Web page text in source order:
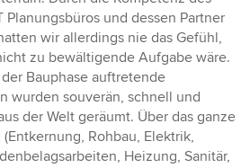
Planungsbüros und dessen Partner
wir allerdings nie das Gefühl,
zu bewältigende Aufgabe wäre.
Bauphase auftretende
wurden souverän, schnell und
der Welt geräumt. Über das ganze
Rohbau, Elektrik,
Heizung, Sanitär,